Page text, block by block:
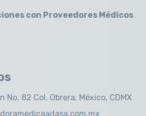
con Proveedores Médicos
No. 82 Col. Obrera, México, CDMX